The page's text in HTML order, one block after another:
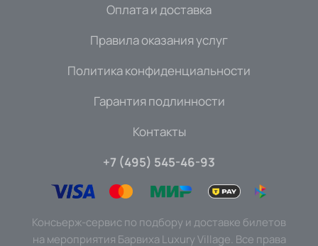
Оплата и доставка
Правила оказания услуг
Политика конфиденциальности
Гарантия подлинности
Контакты
+7 (495) 545-46-93
Консьерж-сервис по подбору и доставке билетов
на мероприятия Барвиха Luxury Village. Все права